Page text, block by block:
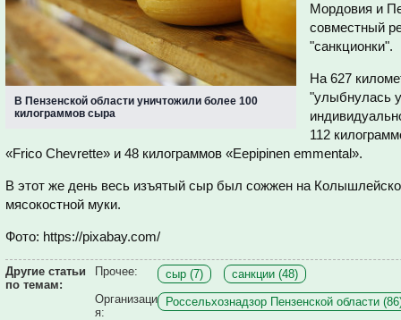
В Пензенской области уничтожили более 100
килограммов сыра
Мордовия и
совместный
"санкционки".
На 627
"улыбнулась
112
«Frico Chevrette» и 48 килограммов «Eepipinen emmental».
В этот же день весь изъятый сыр был сожжен на
мясокостной муки.
Фото: https://pixabay.com/
Другие статьи
по темам:
Прочее: сыр (7)
санкции (48)
Организаци
я:
Россельхознадзор Пензенской области